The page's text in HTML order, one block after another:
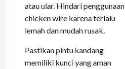
atau ular. Hindari penggunaan
chicken wire karena terlalu
lemah dan mudah rusak.
Pastikan pintu kandang
memiliki kunci yang aman